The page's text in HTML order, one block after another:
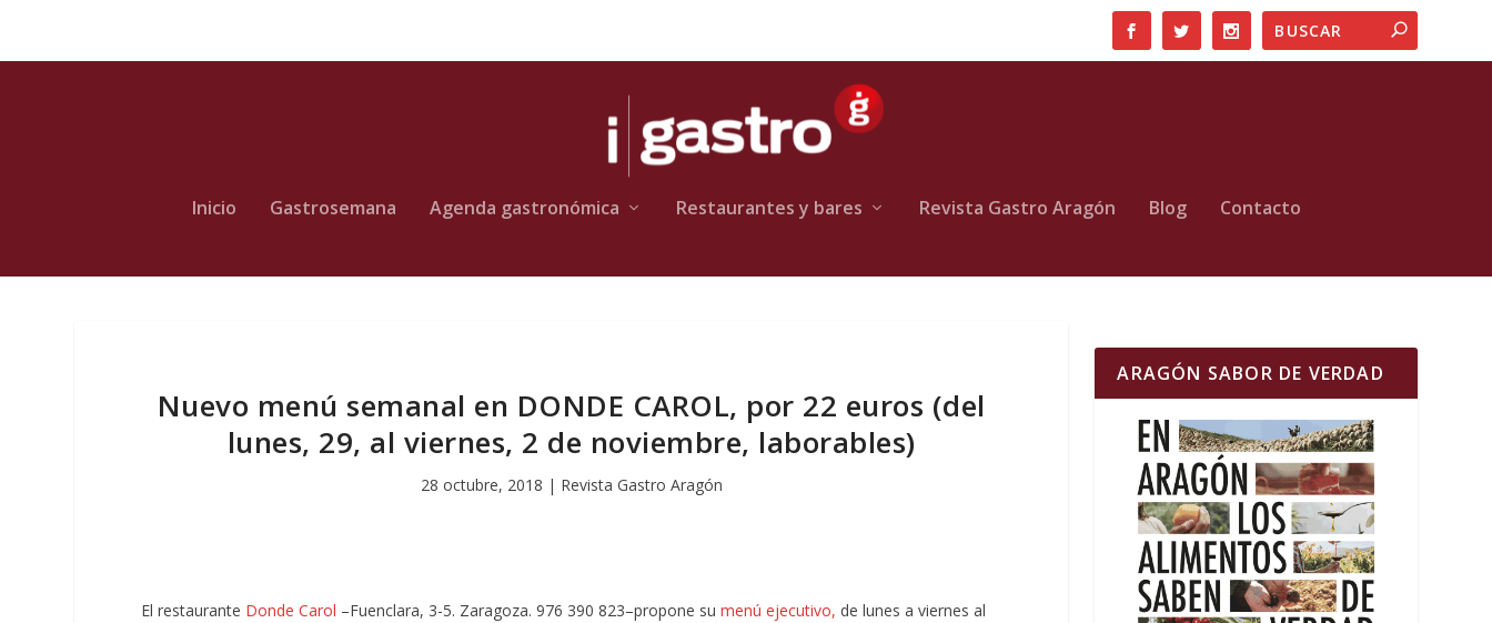
Inicio Gastrosemana Agenda gastronómica Restaurantes y bares Revista Gastro Aragón Blog Contacto
Nuevo menú semanal en DONDE CAROL, por 22 euros (del
lunes, 29, al viernes, 2 de noviembre, laborables)
28 octubre, 2018 | Revista Gastro Aragón
El restaurante Donde Carol –Fuenclara, 3-5. Zaragoza. 976 390 823–propone sumenú ejecutivo, de lunes a viernes al
ARAGÓN SABOR DE VERDAD